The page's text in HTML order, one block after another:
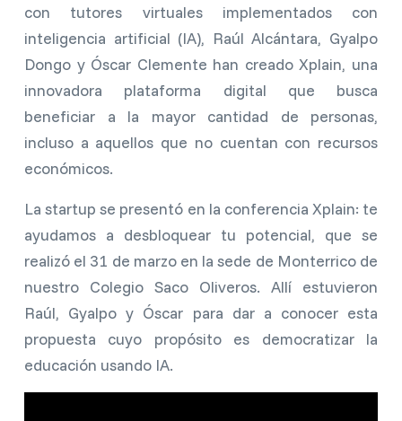
con tutores virtuales implementados con
inteligencia artificial (IA), Raúl Alcántara, Gyalpo
Dongo y Óscar Clemente han creado Xplain, una
innovadora plataforma digital que busca
beneficiar a la mayor cantidad de personas,
incluso a aquellos que no cuentan con recursos
económicos.
La startup se presentó en la conferencia Xplain: te
ayudamos a desbloquear tu potencial, que se
realizó el 31 de marzo en la sede de Monterrico de
nuestro Colegio Saco Oliveros. Allí estuvieron
Raúl, Gyalpo y Óscar para dar a conocer esta
propuesta cuyo propósito es democratizar la
educación usando IA.